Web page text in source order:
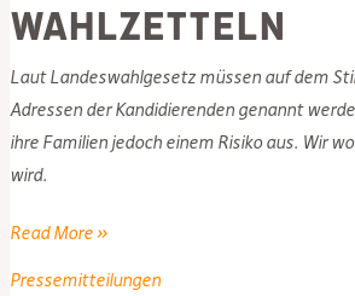
Wahlzetteln
Laut Landeswahlgesetz müssen auf dem
Adressen der Kandidierenden genannt
ihre Familien jedoch einem Risiko aus. Wir
wird.
Demokratie
Read More »
Pressemitteilungen